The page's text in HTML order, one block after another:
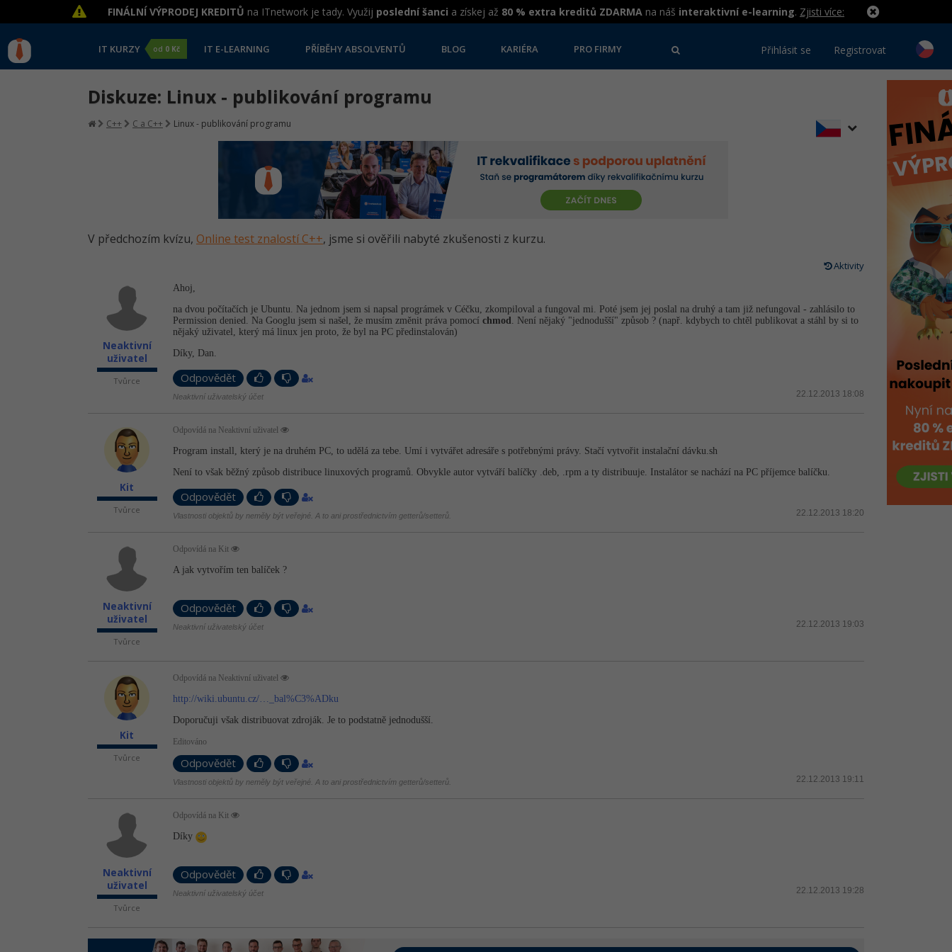
FINÁLNÍ VÝPRODEJ KREDITŮ na ITnetwork je tady. Využij poslední šanci a získej až 80 % extra kreditů ZDARMA na náš interaktivní e-learning. Zjisti více:
IT KURZY od 0 Kč IT E-LEARNING PŘÍBĚHY ABSOLVENTŮ BLOG KARIÉRA PRO FIRMY Přihlásit se Registrovat
Diskuze: Linux - publikování programu
C++ C a C++ Linux - publikování programu
V předchozím kvízu, Online test znalostí C++, jsme si ověřili nabyté zkušenosti z kurzu.
Aktivity
Neaktivní
uživatel
Tvůrce
Ahoj,
na dvou počítačích je Ubuntu. Na jednom jsem si napsal prográmek v Céčku, zkompiloval a fungoval mi. Poté jsem jej poslal na druhý a tam již nefungoval - zahlásilo to
Permission denied. Na Googlu jsem si našel, že musím změnit práva pomocí chmod. Není nějaký "jednodušší" způsob ? (např. kdybych to chtěl publikovat a stáhl by si to
nějaký uživatel, který má linux jen proto, že byl na PC předinstalován)
Díky, Dan.
Odpovědět
22.12.2013 18:08
Neaktivní uživatelský účet
Kit
Tvůrce
Odpovídá na Neaktivní uživatel
Program install, který je na druhém PC, to udělá za tebe. Umí i vytvářet adresáře s potřebnými právy. Stačí vytvořit instalační dávku.sh
Není to však běžný způsob distribuce linuxových programů. Obvykle autor vytváří balíčky .deb, .rpm a ty distribuuje. Instalátor se nachází na PC příjemce balíčku.
Odpovědět
22.12.2013 18:20
Vlastnosti objektů by neměly být veřejné. A to ani prostřednictvím getterů/setterů.
Neaktivní
uživatel
Tvůrce
Odpovídá na Kit
A jak vytvořím ten balíček ?
Odpovědět
22.12.2013 19:03
Neaktivní uživatelský účet
Kit
Tvůrce
Odpovídá na Neaktivní uživatel
http://wiki.ubuntu.cz/…_bal%C3%ADku
Doporučuji však distribuovat zdroják. Je to podstatně jednodušší.
Editováno
Odpovědět
22.12.2013 19:11
Vlastnosti objektů by neměly být veřejné. A to ani prostřednictvím getterů/setterů.
Neaktivní
uživatel
Tvůrce
Odpovídá na Kit
Díky
Odpovědět
22.12.2013 19:28
Neaktivní uživatelský účet